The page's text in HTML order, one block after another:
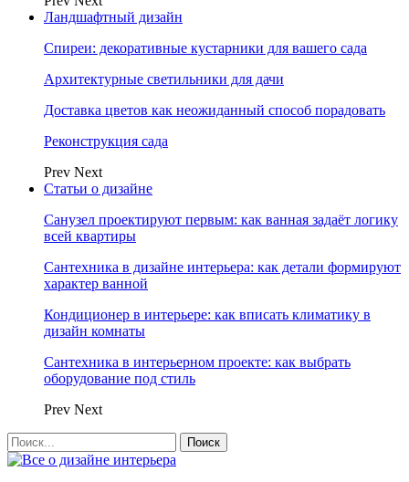
Ландшафтный дизайн
Спиреи: декоративные кустарники для вашего сада
Архитектурные светильники для дачи
Доставка цветов как неожиданный способ порадовать
Реконструкция сада
Prev Next
Статьи о дизайне
Санузел проектируют первым: как ванная задаёт логику
всей квартиры
Сантехника в дизайне интерьера: как детали формируют
характер ванной
Кондиционер в интерьере: как вписать климатику в
дизайн комнаты
Сантехника в интерьерном проекте: как выбрать
оборудование под стиль
Prev Next